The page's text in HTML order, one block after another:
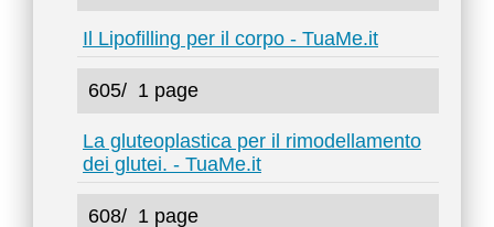
Il Lipofilling per il corpo - TuaMe.it
605/ 1 page
La gluteoplastica per il rimodellamento
dei glutei. - TuaMe.it
608/ 1 page